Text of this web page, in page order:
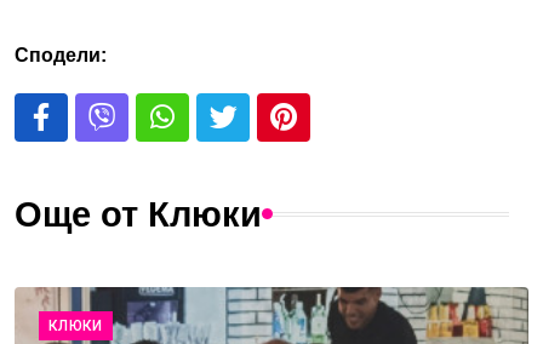
Сподели:
Още от Клюки
КЛЮКИ